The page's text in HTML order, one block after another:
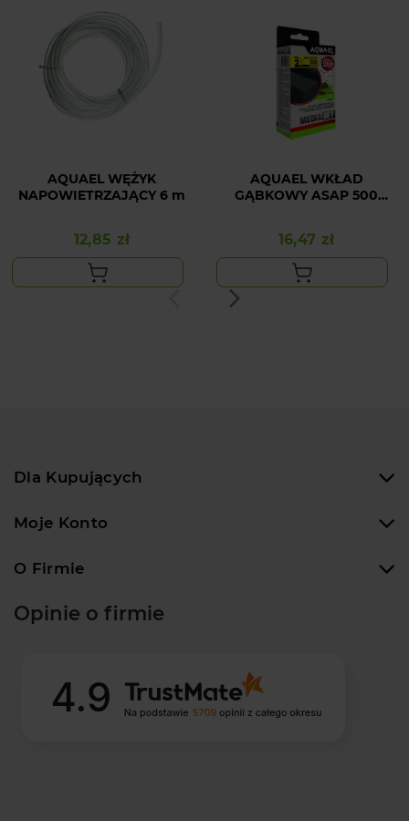
AQUAEL WĘŻYK
NAPOWIETRZAJĄCY 6 m
Cena
12,85 zł
AQUAEL WKŁAD
GĄBKOWY ASAP 500
Cena
16,47 zł
Dla Kupujących
Moje Konto
O Firmie
Opinie o firmie